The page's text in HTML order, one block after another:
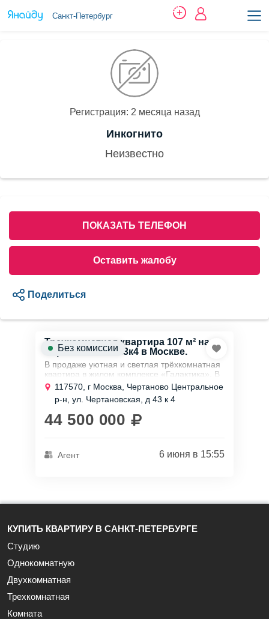
Санкт-Петербург
Регистрация: 2 месяца назад
Инкогнито
Неизвестно
ПОКАЗАТЬ ТЕЛЕФОН
Оставить жалобу
Поделиться
Трехкомнатная квартира 107 м² на
Чертановской, 43к4 в Москве.
В продаже уютная и светлая трёхкомнатная
квартира в жилом комплексе «Галактика». В
документах указан один взрослый
собственник, никто не зарегистрирован....
117570, г Москва, Чертаново Центральное
р-н, ул. Чертановская, д 43 к 4
44 500 000
Агент 6 июня в 15:55
Без комиссии
КУПИТЬ КВАРТИРУ В САНКТ-ПЕТЕРБУРГЕ
Студию
Однокомнатную
Двухкомнатная
Трехкомнатная
Комната